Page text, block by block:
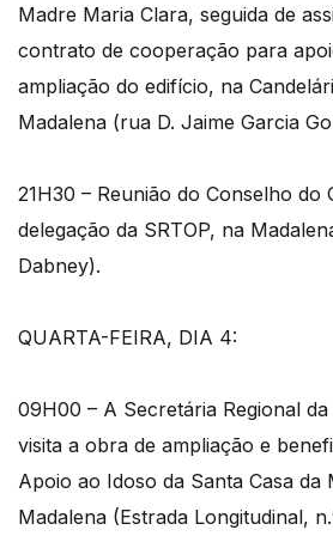
Madre Maria Clara, seguida de
contrato de cooperação para
ampliação do edifício, na
Madalena (rua D. Jaime Garcia
21H30 – Reunião do Conselho do
delegação da SRTOP, na
Dabney).
QUARTA-FEIRA, DIA 4:
09H00 – A Secretária Regional
visita a obra de ampliação e
Apoio ao Idoso da Santa Casa da
Madalena (Estrada Longitudinal,